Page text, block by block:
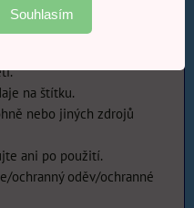
po ruce obal nebo štítek
na štítku.
nebo jiných zdrojů
ani po použití.
ochranný oděv/ochranné
Souhlasím